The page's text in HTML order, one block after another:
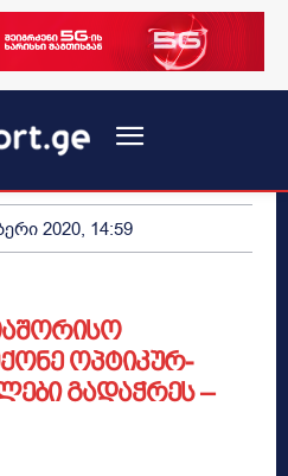
2020, 14:59
ოპტიკურ-
გადაჭრეს –